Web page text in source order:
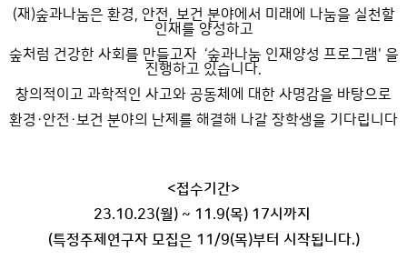
(재)숲과나눔은 환경, 안전, 보건 분야에서 미래에 나눔을 실천할
인재를 양성하고
숲처럼 건강한 사회를 만들고자 ‘숲과나눔 인재양성 프로그램' 을
진행하고 있습니다.
창의적이고 과학적인 사고와 공동체에 대한 사명감을 바탕으로
환경·안전·보건 분야의 난제를 해결해 나갈 장학생을 기다립니다
<접수기간>
23.10.23(월) ~ 11.9(목) 17시까지
(특정주제연구자 모집은 11/9(목)부터 시작됩니다.)